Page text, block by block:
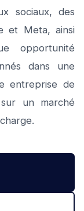
sociaux, des
et Meta, ainsi
opportunité
dans une
entreprise de
un marché